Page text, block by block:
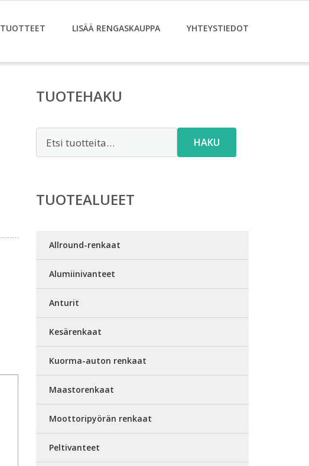
TUOTTEET LISÄÄ RENGASKAUPPA YHTEYSTIEDOT
TUOTEHAKU
HAKU
TUOTEALUEET
Allround-renkaat
Alumiinivanteet
Anturit
Kesärenkaat
Kuorma-auton renkaat
Maastorenkaat
Moottoripyörän renkaat
Peltivanteet